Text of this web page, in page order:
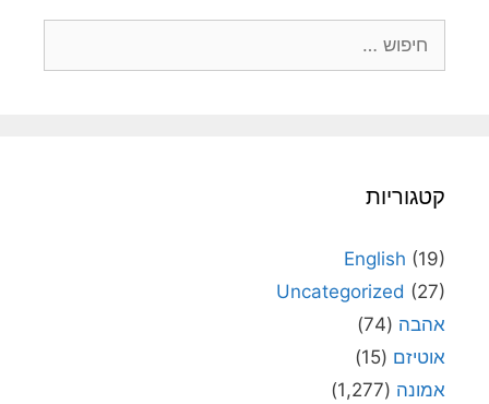
קטגוריות
English (19)
Uncategorized (27)
אהבה (74)
אוטיזם (15)
אמונה (1,277)